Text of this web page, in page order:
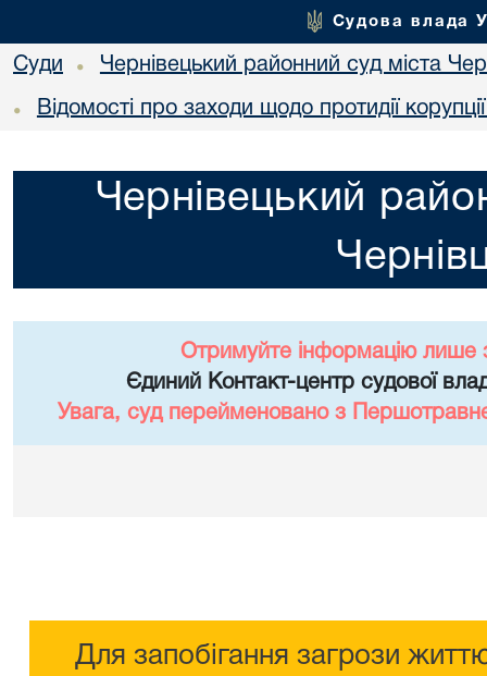
Судова влада
Суди • Чернівецький районний суд міста
• Відомості про заходи щодо протидії
Чернівецький
Отримуйте інформацію лише
Єдиний Контакт-центр судової
Увага, суд перейменовано з
Для запобігання загрози